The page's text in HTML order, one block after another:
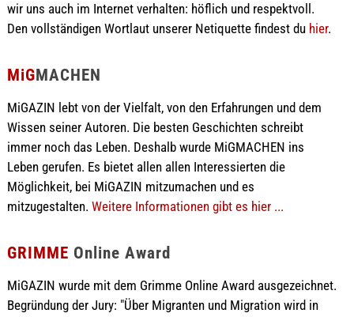
wir uns auch im Internet verhalten: höflich und respektvoll.
Den vollständigen Wortlaut unserer Netiquette findest du hier.
MiGMACHEN
MiGAZIN lebt von der Vielfalt, von den Erfahrungen und dem
Wissen seiner Autoren. Die besten Geschichten schreibt
immer noch das Leben. Deshalb wurde MiGMACHEN ins
Leben gerufen. Es bietet allen allen Interessierten die
Möglichkeit, bei MiGAZIN mitzumachen und es
mitzugestalten. Weitere Informationen gibt es hier ...
GRIMME Online Award
MiGAZIN wurde mit dem Grimme Online Award ausgezeichnet.
Begründung der Jury: "Über Migranten und Migration wird in